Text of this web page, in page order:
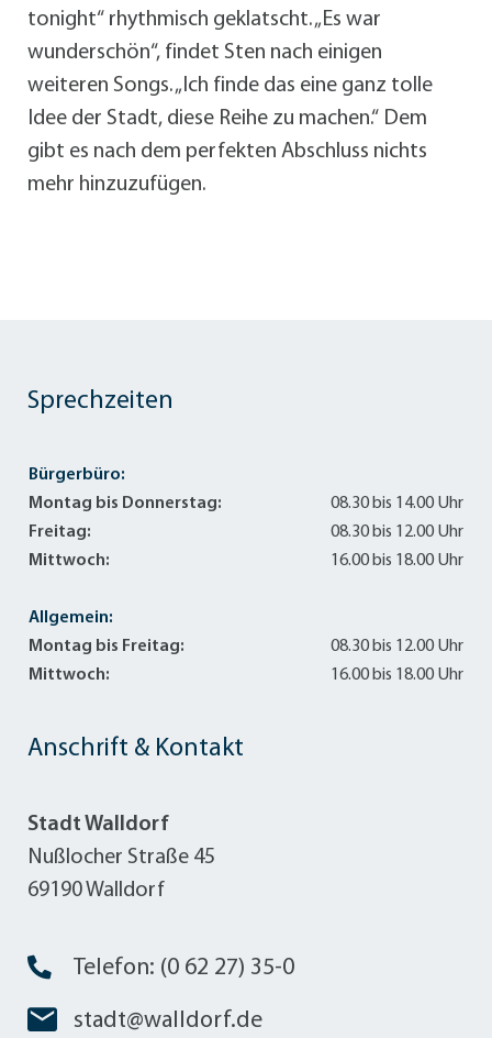
tonight“ rhythmisch geklatscht. „Es war
wunderschön“, findet Sten nach einigen
weiteren Songs. „Ich finde das eine ganz tolle
Idee der Stadt, diese Reihe zu machen.“ Dem
gibt es nach dem perfekten Abschluss nichts
mehr hinzuzufügen.
Anschrift & Kontakt
Stadt Walldorf
Nußlocher Straße 45
69190 Walldorf
Telefon: (0 62 27) 35-0
stadt@walldorf.de
Sprechzeiten
Bürgerbüro:
Montag bis Donnerstag:
08.30 bis 14.00 Uhr
Freitag:
08.30 bis 12.00 Uhr
Mittwoch:
16.00 bis 18.00 Uhr
Allgemein:
Montag bis Freitag:
08.30 bis 12.00 Uhr
Mittwoch:
16.00 bis 18.00 Uhr